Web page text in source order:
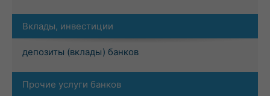
Вклады, инвестиции
депозиты (вклады) банков
Прочие услуги банков